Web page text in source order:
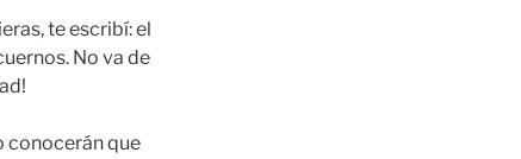
te escribí: el
No va de
conocerán que